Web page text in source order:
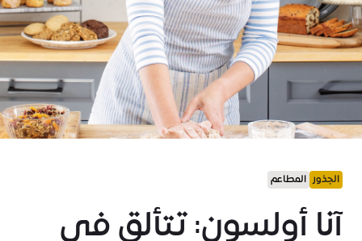
الجذور المطاعم
آنا أولسون: تتألق في